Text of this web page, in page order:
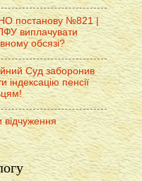
постанову №821 |
виплачувати
обсязі?
Суд заборонив
індексацію пенсії
відчуження